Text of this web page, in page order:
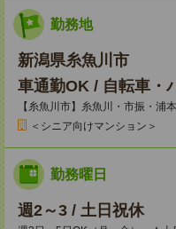
勤務地
新潟県糸魚川市
車通勤OK / 自転車・
【糸魚川市】糸魚川・市振・浦
＜シニア向けマンション＞
勤務曜日
週2～3 / 土日祝休